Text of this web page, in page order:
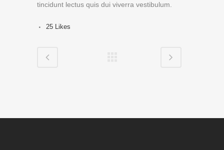
tincidunt lectus quis dui viverra vestibulum.
25 Likes